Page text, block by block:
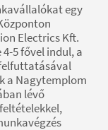
egy
Electrics Kft.
5 fővel indul, a
a Nagytemplom
lévő